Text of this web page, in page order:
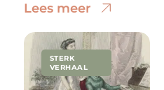
Lees meer
STERK
VERHAAL